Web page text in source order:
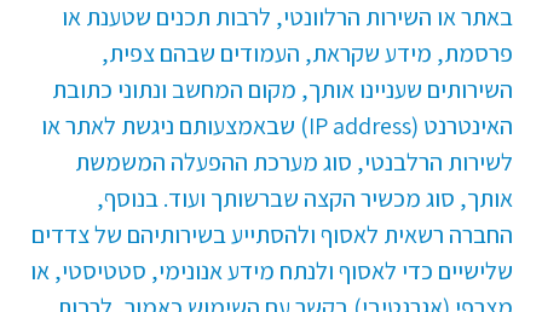
באתר או השירות הרלוונטי, לרבות תכנים שטענת או
פרסמת, מידע שקראת, העמודים שבהם צפית,
השירותים שעניינו אותך, מקום המחשב ונתוני כתובת
האינטרנט (IP address) שבאמצעותם ניגשת לאתר או
לשירות הרלבנטי, סוג מערכת ההפעלה המשמשת
אותך, סוג מכשיר הקצה שברשותך ועוד. בנוסף,
החברה רשאית לאסוף ולהסתייע בשירותיהם של צדדים
שלישיים כדי לאסוף ולנתח מידע אנונימי, סטטיסטי, או